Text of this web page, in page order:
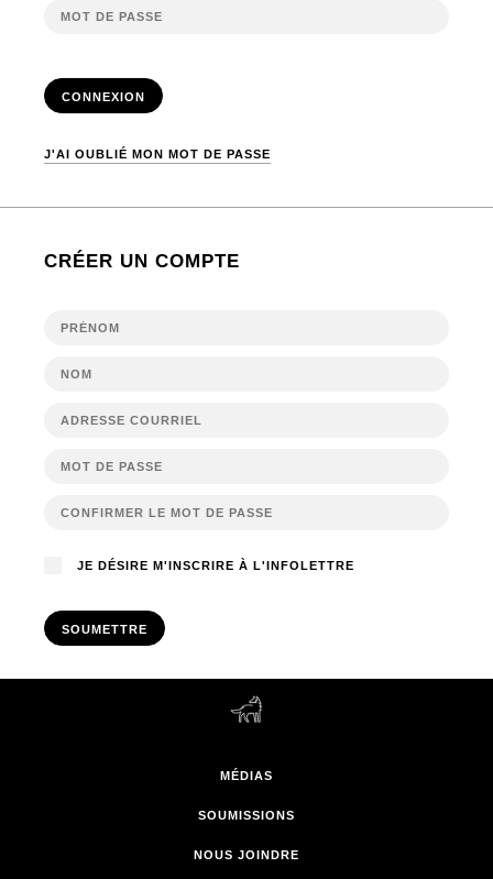
CONNEXION
J'AI OUBLIÉ MON MOT DE PASSE
CRÉER UN COMPTE
JE DÉSIRE M'INSCRIRE À L'INFOLETTRE
SOUMETTRE
MÉDIAS
SOUMISSIONS
NOUS JOINDRE